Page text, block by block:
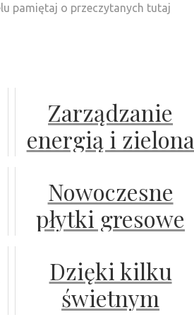
pamiętaj o przeczytanych tutaj
Zarządzanie
energią i zielona
małej firmie –
praktyczne kroki
Nowoczesne
płytki gresowe
wyglądem betonu
Dzięki kilku
świetnym